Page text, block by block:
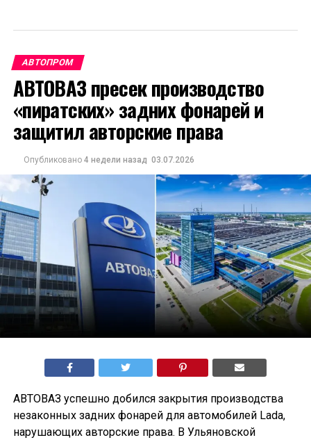
АВТОПРОМ
АВТОВАЗ пресек производство
«пиратских» задних фонарей и
защитил авторские права
Опубликовано 4 недели назад 03.07.2026
АВТОВАЗ успешно добился закрытия производства
незаконных задних фонарей для автомобилей Lada,
нарушающих авторские права. В Ульяновской